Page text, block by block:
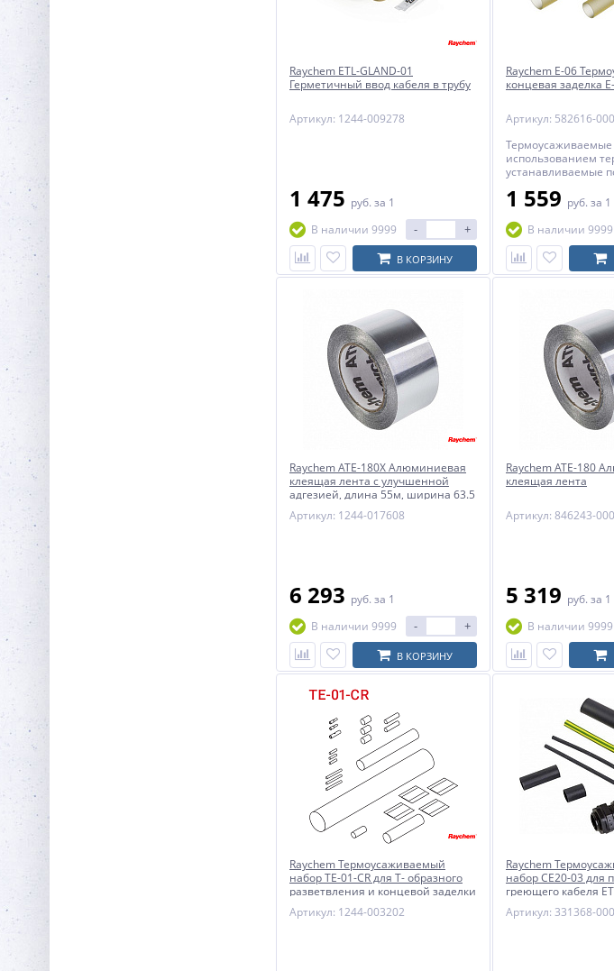
Raychem ETL-GLAND-01
Герметичный ввод кабеля в трубу
Артикул: 1244-009278
1 475 руб. за 1
В наличии 9999
- +
В КОРЗИНУ
Raychem E-06
концевая заделка
Артикул: 582616-000
использованием
устанавливаемые
заделки для
греющих кабелей
QTVR, XTV, KTV и VPL
параллельного
получения
предложения на
промышленного
1 559 руб. за 1
В наличии 9999
Raychem ATE-180X Алюминиевая
клеящая лента с улучшенной
адгезией, длина 55м, ширина 63.5
мм
Артикул: 1244-017608
6 293 руб. за 1
В наличии 9999
- +
В КОРЗИНУ
Raychem ATE-180
клеящая лента
Артикул: 846243-000
5 319 руб. за 1
В наличии 9999
Raychem Термоусаживаемый
набор TE-01-CR для Т- образного
разветвления и концевой заделки
Артикул: 1244-003202
Raychem
набор СE20-03 для
греющего кабеля
Артикул: 331368-000